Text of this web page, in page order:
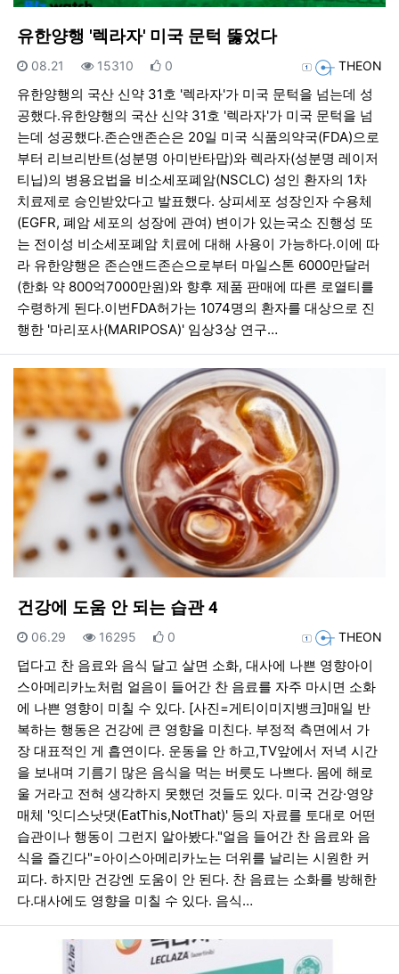
유한양행 '렉라자' 미국 문턱 뚫었다
등록자THEON
등록일
08.21 조회
15310 추천
0
유한양행의 국산 신약 31호 '렉라자'가 미국 문턱을 넘는데 성
공했다.유한양행의 국산 신약 31호 '렉라자'가 미국 문턱을 넘
는데 성공했다.존슨앤존슨은 20일 미국 식품의약국(FDA)으로
부터 리브리반트(성분명 아미반타맙)와 렉라자(성분명 레이저
티닙)의 병용요법을 비소세포폐암(NSCLC) 성인 환자의 1차
치료제로 승인받았다고 발표했다. 상피세포 성장인자 수용체
(EGFR, 폐암 세포의 성장에 관여) 변이가 있는국소 진행성 또
는 전이성 비소세포폐암 치료에 대해 사용이 가능하다.이에 따
라 유한양행은 존슨앤드존슨으로부터 마일스톤 6000만달러
(한화 약 800억7000만원)와 향후 제품 판매에 따른 로열티를
수령하게 된다.이번FDA허가는 1074명의 환자를 대상으로 진
행한 '마리포사(MARIPOSA)' 임상3상 연구…
건강에 도움 안 되는 습관 4
등록자THEON
등록일
06.29 조회
16295 추천
0
덥다고 찬 음료와 음식 달고 살면 소화, 대사에 나쁜 영향아이
스아메리카노처럼 얼음이 들어간 찬 음료를 자주 마시면 소화
에 나쁜 영향이 미칠 수 있다. [사진=게티이미지뱅크]매일 반
복하는 행동은 건강에 큰 영향을 미친다. 부정적 측면에서 가
장 대표적인 게 흡연이다. 운동을 안 하고,TV앞에서 저녁 시간
을 보내며 기름기 많은 음식을 먹는 버릇도 나쁘다. 몸에 해로
울 거라고 전혀 생각하지 못했던 것들도 있다. 미국 건강·영양
매체 '잇디스낫댓(EatThis,NotThat)' 등의 자료를 토대로 어떤
습관이나 행동이 그런지 알아봤다."얼음 들어간 찬 음료와 음
식을 즐긴다"=아이스아메리카노는 더위를 날리는 시원한 커
피다. 하지만 건강엔 도움이 안 된다. 찬 음료는 소화를 방해한
다.대사에도 영향을 미칠 수 있다. 음식…